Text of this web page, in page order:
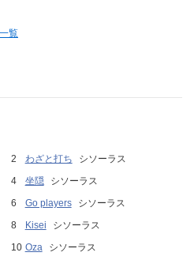
覧
わざと打ち
シソーラス
坐隠
シソーラス
Go players
シソーラス
Kisei
シソーラス
Oza シソーラス